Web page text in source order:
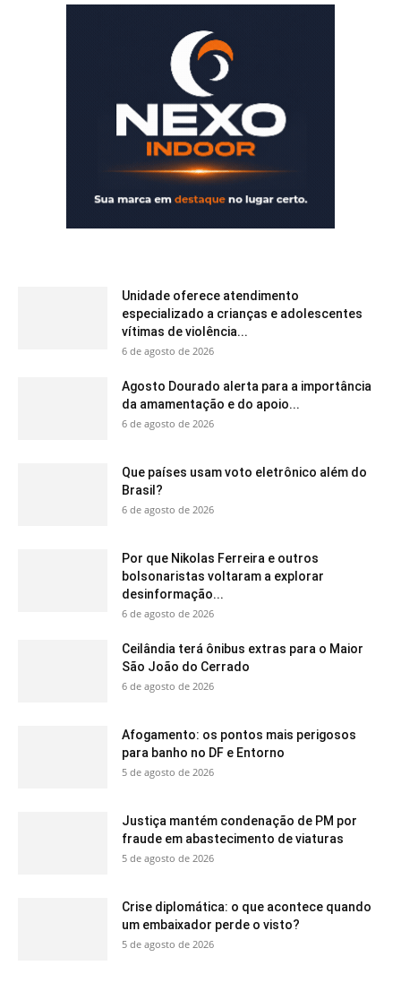
Unidade oferece atendimento
especializado a crianças e adolescentes
vítimas de violência...
6 de agosto de 2026
Agosto Dourado alerta para a importância
da amamentação e do apoio...
6 de agosto de 2026
Que países usam voto eletrônico além do
Brasil?
6 de agosto de 2026
Por que Nikolas Ferreira e outros
bolsonaristas voltaram a explorar
desinformação...
6 de agosto de 2026
Ceilândia terá ônibus extras para o Maior
São João do Cerrado
6 de agosto de 2026
Afogamento: os pontos mais perigosos
para banho no DF e Entorno
5 de agosto de 2026
Justiça mantém condenação de PM por
fraude em abastecimento de viaturas
5 de agosto de 2026
Crise diplomática: o que acontece quando
um embaixador perde o visto?
5 de agosto de 2026